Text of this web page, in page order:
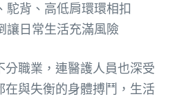
駝背、高低肩環環相扣
讓日常生活充滿風險
職業，連醫護人員也深受
在與失衡的身體搏鬥，生活